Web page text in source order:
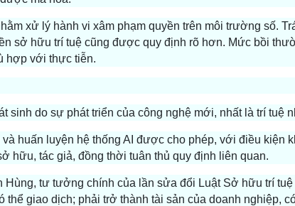
xử lý hành vi xâm phạm quyền trên môi trường số.
sở hữu trí tuệ cũng được quy định rõ hơn. Mức bồi
hợp với thực tiễn.
sinh do sự phát triển của công nghệ mới, nhất là trí tuệ
huấn luyện hệ thống AI được cho phép, với điều kiện
hữu, tác giả, đồng thời tuân thủ quy định liên quan.
tư tưởng chính của lần sửa đổi Luật Sở hữu trí
giao dịch; phải trở thành tài sản của doanh nghiệp,